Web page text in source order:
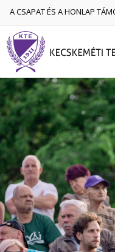
A CSAPAT ÉS A HONLAP